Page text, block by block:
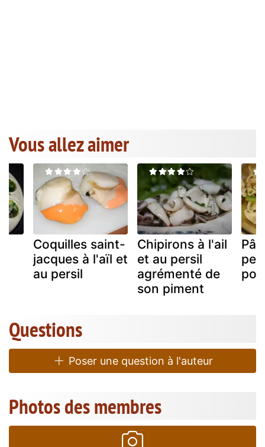
Vous allez aimer
Coquilles saint-
jacques à l'aïl et
au persil
Chipirons à l'ail
et au persil
agrémenté de
son piment
Questions
Poser une question à l'auteur
Photos des membres